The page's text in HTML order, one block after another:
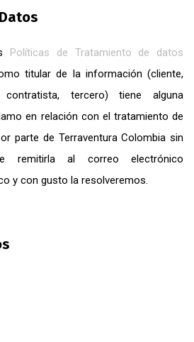
Políticas de Tratamiento de datos
titular de la información (cliente,
contratista, tercero) tiene alguna
en relación con el tratamiento de
parte de Terraventura Colombia sin
remitirla al correo electrónico
y con gusto la resolveremos.